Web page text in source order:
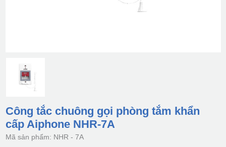
Công tắc chuông gọi phòng tắm khẩn
cấp Aiphone NHR-7A
Mã sản phẩm: NHR - 7A